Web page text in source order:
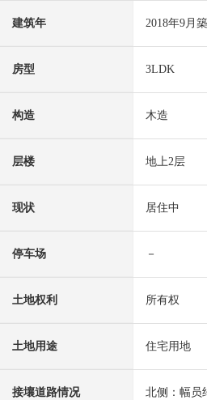
建筑年 2018年9月
房型 3LDK
构造 木造
层楼 地上2层
现状 居住中
停车场 －
土地权利 所有权
土地用途 住宅用地
接壤道路情况 北侧：幅员